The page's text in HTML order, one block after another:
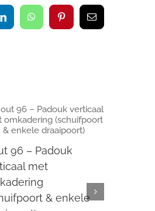
LinkedInWhatsAppPinterestE-
mail
96 – Padouk
met
& enkele